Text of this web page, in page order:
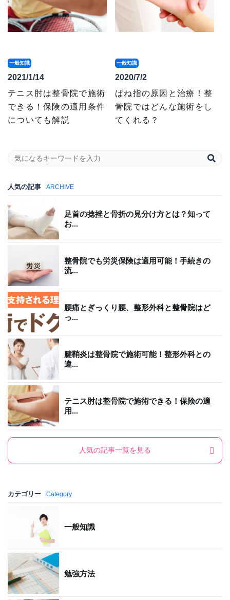
一般知識
2021/1/14
テニス肘は整骨院で施術
できる！保険の適用条件
についても解説
一般知識
2020/7/2
ばね指の原因と治療！整
骨院ではどんな施術をし
てくれる？
人気の記事 ARCHIVE
足首の捻挫と骨折の見分け方とは？知って
お...
整骨院でも労災保険は適用可能！手続きの
流...
腰痛とぎっくり腰、整形外科と整骨院はど
っ...
腱鞘炎は整骨院で施術可能！整形外科との
違...
テニス肘は整骨院で施術できる！保険の適
用...
人気の記事一覧を見る
カテゴリー Category
一般知識
勉強方法